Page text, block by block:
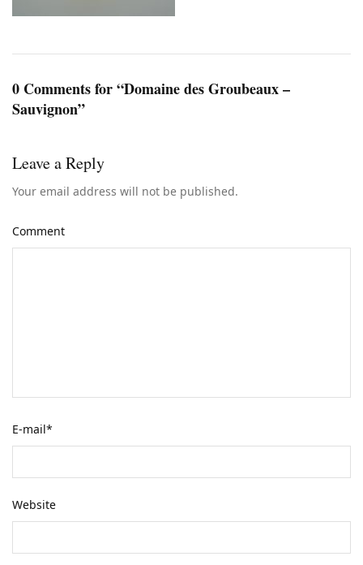
0 Comments for “Domaine des Groubeaux –
Sauvignon”
Leave a Reply
Your email address will not be published.
Comment
E-mail*
Website